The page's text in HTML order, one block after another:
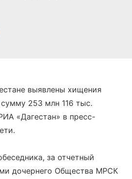
выявлены хищения
253 млн 116 тыс.
«Дагестан» в пресс-
за отчетный
дочернего Общества МРСК